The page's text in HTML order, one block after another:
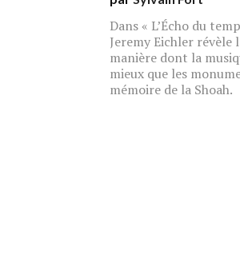
Dans « L’Écho du
Jeremy Eichler révèle
manière dont la
mieux que les
mémoire de la Shoah.